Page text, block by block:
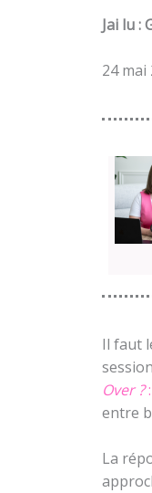
Jai lu :
24 mai
Il faut
Over ?
entre
La